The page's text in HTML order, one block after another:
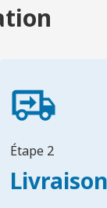
Étape 2
Livraison